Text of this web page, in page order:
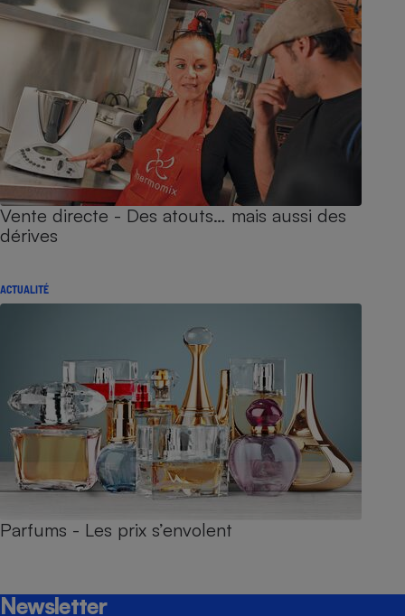
Vente directe - Des atouts… mais aussi des
dérives
ACTUALITÉ
Parfums - Les prix s’envolent
Newsletter